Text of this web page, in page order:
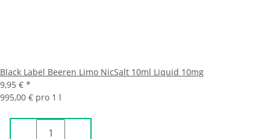
Black Label Beeren Limo NicSalt 10ml Liquid 10mg
9,95 € *
995,00 € pro 1 l